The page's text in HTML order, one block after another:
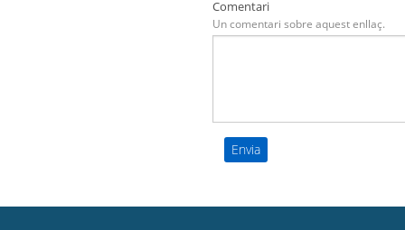
Comentari
Un comentari sobre aquest enllaç.